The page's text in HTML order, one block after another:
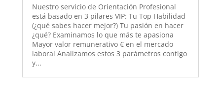
Nuestro servicio de Orientación Profesional
está basado en 3 pilares VIP: Tu Top Habilidad
(¿qué sabes hacer mejor?) Tu pasión en hacer
¿qué? Examinamos lo que más te apasiona
Mayor valor remunerativo € en el mercado
laboral Analizamos estos 3 parámetros contigo
y...